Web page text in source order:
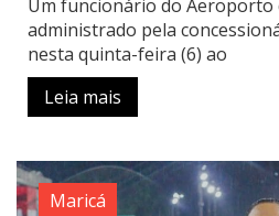
Um funcionário do Aeroporto
administrado pela
nesta quinta-feira (6) ao
Leia mais
Maricá